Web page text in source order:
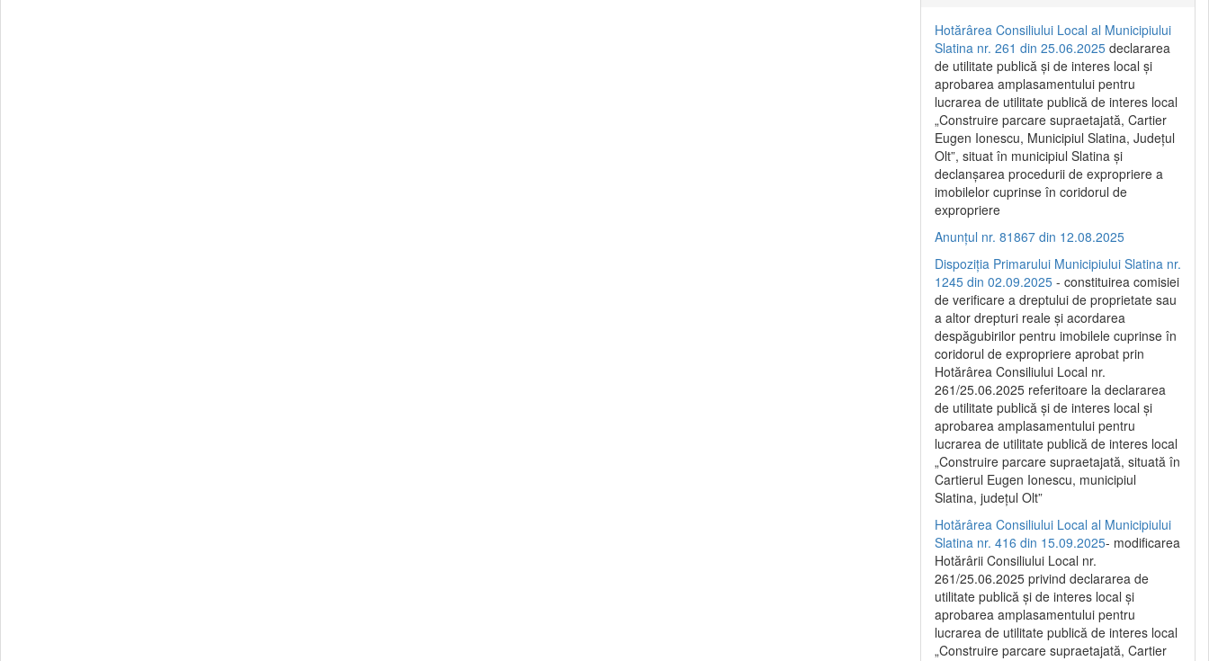
Hotărârea Consiliului Local al Municipiului
Slatina nr. 261 din 25.06.2025 declararea
de utilitate publică și de interes local și
aprobarea amplasamentului pentru
lucrarea de utilitate publică de interes local
„Construire parcare supraetajată, Cartier
Eugen Ionescu, Municipiul Slatina, Județul
Olt”, situat în municipiul Slatina și
declanșarea procedurii de expropriere a
imobilelor cuprinse în coridorul de
expropriere
Anunțul nr. 81867 din 12.08.2025
Dispoziția Primarului Municipiului Slatina nr.
1245 din 02.09.2025 - constituirea comisiei
de verificare a dreptului de proprietate sau
a altor drepturi reale și acordarea
despăgubirilor pentru imobilele cuprinse în
coridorul de expropriere aprobat prin
Hotărârea Consiliului Local nr.
261/25.06.2025 referitoare la declararea
de utilitate publică și de interes local și
aprobarea amplasamentului pentru
lucrarea de utilitate publică de interes local
„Construire parcare supraetajată, situată în
Cartierul Eugen Ionescu, municipiul
Slatina, județul Olt”
Hotărârea Consiliului Local al Municipiului
Slatina nr. 416 din 15.09.2025- modificarea
Hotărârii Consiliului Local nr.
261/25.06.2025 privind declararea de
utilitate publică și de interes local și
aprobarea amplasamentului pentru
lucrarea de utilitate publică de interes local
„Construire parcare supraetajată, Cartier